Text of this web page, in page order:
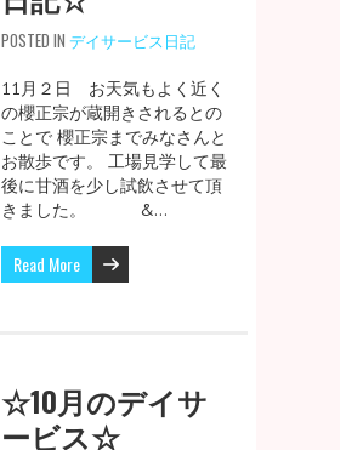
POSTED IN デイサービス日記
11月２日 お天気もよく近く
の櫻正宗が蔵開きされるとの
ことで 櫻正宗までみなさんと
お散歩です。 工場見学して最
後に甘酒を少し試飲させて頂
きました。 &…
Read More
☆10月のデイサ
ービス☆